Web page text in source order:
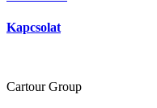
Kapcsolat
Cartour Group